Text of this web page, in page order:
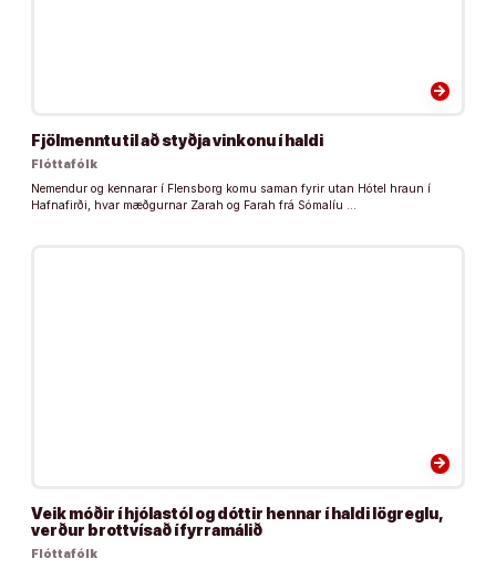
arrow_forward
Fjölmenntu til að styðja vinkonu í haldi
Flóttafólk
Nemendur og kennarar í Flensborg komu saman fyrir utan Hótel hraun í
Hafnafirði, hvar mæðgurnar Zarah og Farah frá Sómalíu …
arrow_forward
Veik móðir í hjólastól og dóttir hennar í haldi lögreglu,
verður brottvísað í fyrramálið
Flóttafólk